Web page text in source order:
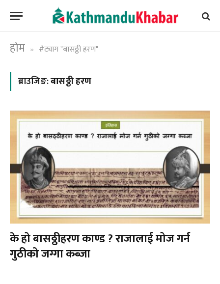
होम » #ट्याग "बासठ्ठी हरण"
ब्राउजिङ:बासठ्ठी हरण
के हो बासठ्ठीहरण काण्ड ? राजालाई मोज गर्न
गुठीको जग्गा कब्जा